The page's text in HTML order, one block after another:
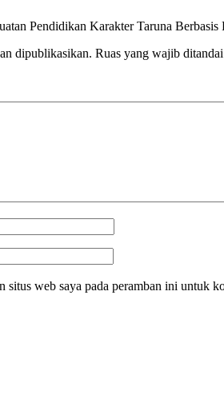
Pendidikan Karakter Taruna
dipublikasikan. Ruas yang wajib ditandai
situs web saya pada peramban ini untuk